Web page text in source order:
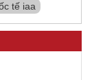
tế iaa